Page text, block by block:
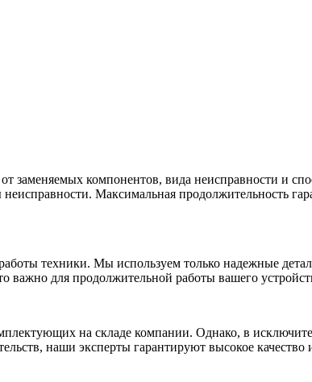
компонентов, вида неисправности и
Максимальная продолжительность
техники. Мы используем только надежные
важно для продолжительной работы вашего
на складе компании. Однако, в
наши эксперты гарантируют высокое качество